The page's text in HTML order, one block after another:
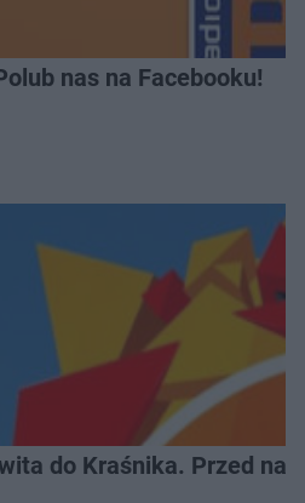
nas na Facebooku!
do Kraśnika. Przed